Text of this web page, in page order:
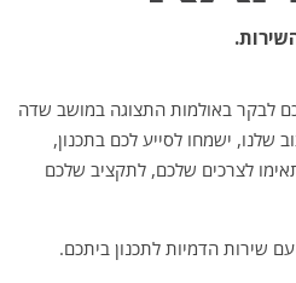
לבקר באולמות התצוגה במושב שדה
שלנו, ישמחו לסייע לכם בתכנון,
לצרכים שלכם, לתקציב שלכם
שירות הדמיות לתכנון ביתכם.